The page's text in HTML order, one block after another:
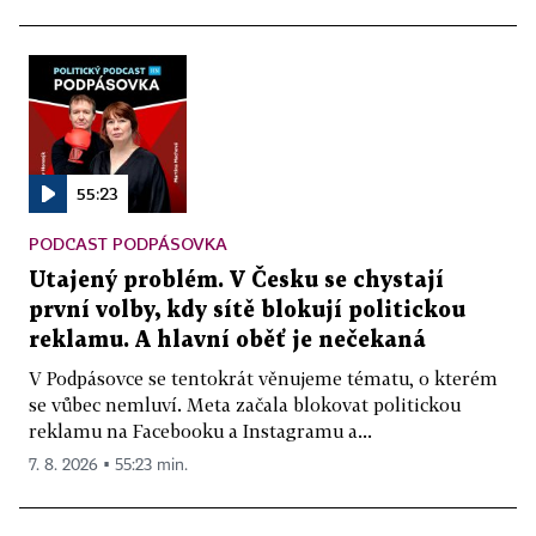
55:23
PODCAST PODPÁSOVKA
Utajený problém. V Česku se chystají
první volby, kdy sítě blokují politickou
reklamu. A hlavní oběť je nečekaná
V Podpásovce se tentokrát věnujeme tématu, o kterém
se vůbec nemluví. Meta začala blokovat politickou
reklamu na Facebooku a Instagramu a...
7. 8. 2026 ▪ 55:23 min.